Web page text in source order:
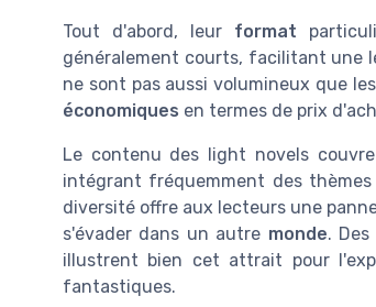
Tout d'abord, leur format
généralement courts, facilitant une
ne sont pas aussi volumineux que
économiques en termes de prix
Le contenu des light novels
intégrant fréquemment des
diversité offre aux lecteurs une
s'évader dans un autre monde.
illustrent bien cet attrait pour
fantastiques.